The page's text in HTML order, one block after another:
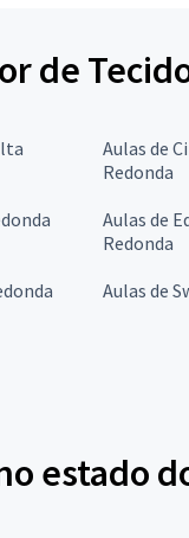
de
Aulas de
Redonda
Aulas de
Redonda
Aulas de
estado